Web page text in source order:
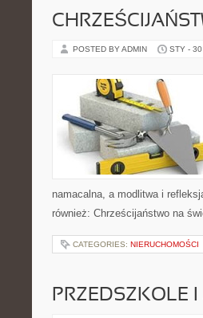
POSTED BY ADMIN STY -
namacalna, a modlitwa i
również: Chrześcijaństwo na
CATEGORIES: NIERUCHOMOŚCI
PRZEDSZKOLE